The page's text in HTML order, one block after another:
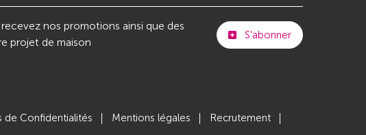
nos promotions ainsi que des
projet de maison
S'abonner
de Confidentialités Mentions légales
Recrutement